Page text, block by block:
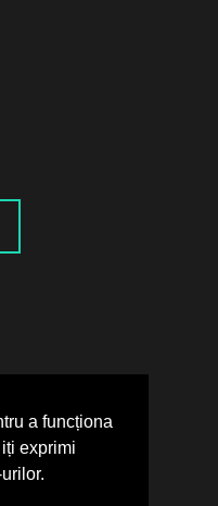
a funcționa
exprimi